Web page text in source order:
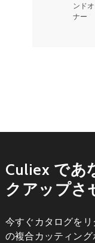
ンド
ナー
Culiex であ
クアップさ
今すぐカタログを
の複合カッティン